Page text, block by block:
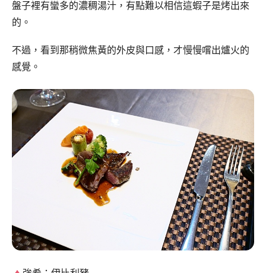
盤子裡有蠻多的濃稠湯汁，有點難以相信這蝦子是烤出來
的。
不過，看到那稍微焦黃的外皮與口感，才慢慢嚐出爐火的
感覺。